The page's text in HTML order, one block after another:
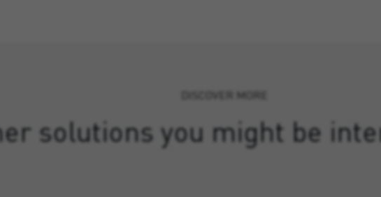
DISCOVER MORE
solutions you might be